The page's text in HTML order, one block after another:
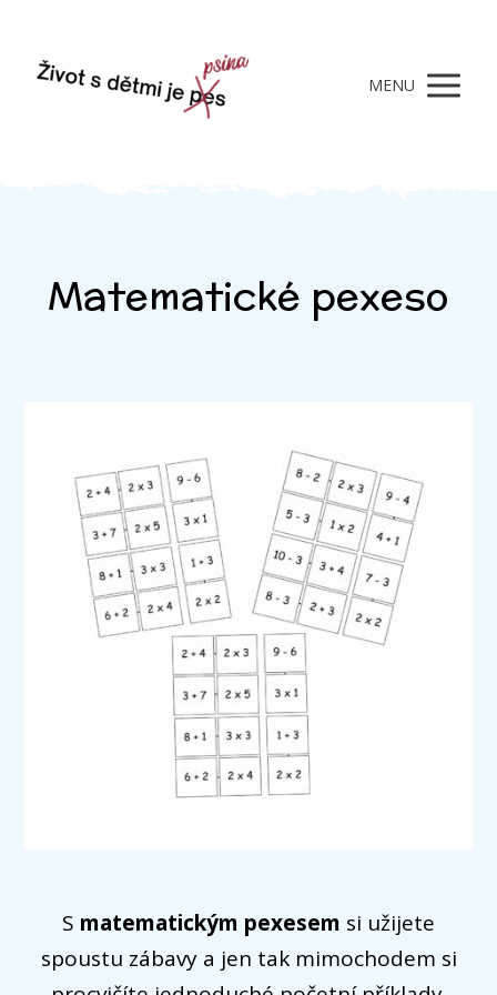
MENU
Matematické pexeso
S matematickým pexesem si užijete
spoustu zábavy a jen tak mimochodem si